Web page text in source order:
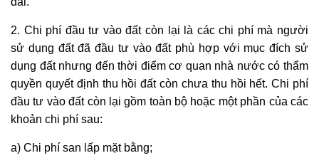
2. Chi phí đầu tư vào đất còn lại là các chi phí mà người
sử dụng đất đã đầu tư vào đất phù hợp với mục đích sử
dụng đấtnhưng đến thời điểm cơ quan nhà nước có thẩm
quyền quyết định thu hồi đấtcòn chưa thu hồi hết. Chi phí
đầu tư vào đất còn lại gồm toàn bộ hoặc một phần của các
khoản chi phí sau:
a) Chi phí san lấp mặt bằng;